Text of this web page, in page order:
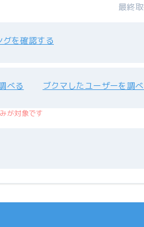
最終
グを確認する
べる ブクマしたユーザーを調
が対象です